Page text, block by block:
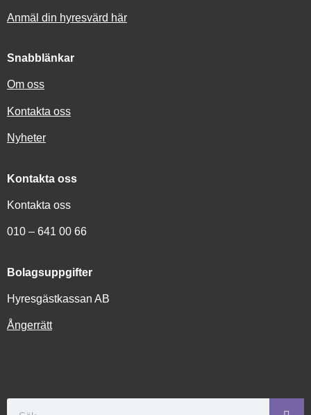
Anmäl din hyresvärd här
Snabblänkar
Om oss
Kontakta oss
Nyheter
Kontakta oss
Kontakta oss
010 – 641 00 66
Bolagsuppgifter
Hyresgästkassan AB
Ångerrätt